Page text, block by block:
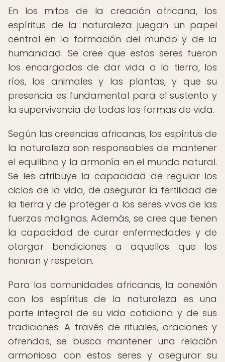
En los mitos de la creación africana, los
espíritus de la naturaleza juegan un papel
central en la formación del mundo y de la
humanidad. Se cree que estos seres fueron
los encargados de dar vida a la tierra, los
ríos, los animales y las plantas, y que su
presencia es fundamental para el sustento y
la supervivencia de todas las formas de vida.
Según las creencias africanas, los espíritus de
la naturaleza son responsables de mantener
el equilibrio y la armonía en el mundo natural.
Se les atribuye la capacidad de regular los
ciclos de la vida, de asegurar la fertilidad de
la tierra y de proteger a los seres vivos de las
fuerzas malignas. Además, se cree que tienen
la capacidad de curar enfermedades y de
otorgar bendiciones a aquellos que los
honran y respetan.
Para las comunidades africanas, la conexión
con los espíritus de la naturaleza es una
parte integral de su vida cotidiana y de sus
tradiciones. A través de rituales, oraciones y
ofrendas, se busca mantener una relación
armoniosa con estos seres y asegurar su